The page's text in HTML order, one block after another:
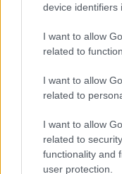
device identifiers
I want to allow
related to
I want to allow
related to
I want to allow
related to
functionality and
user protection.
Forrás:High Heels